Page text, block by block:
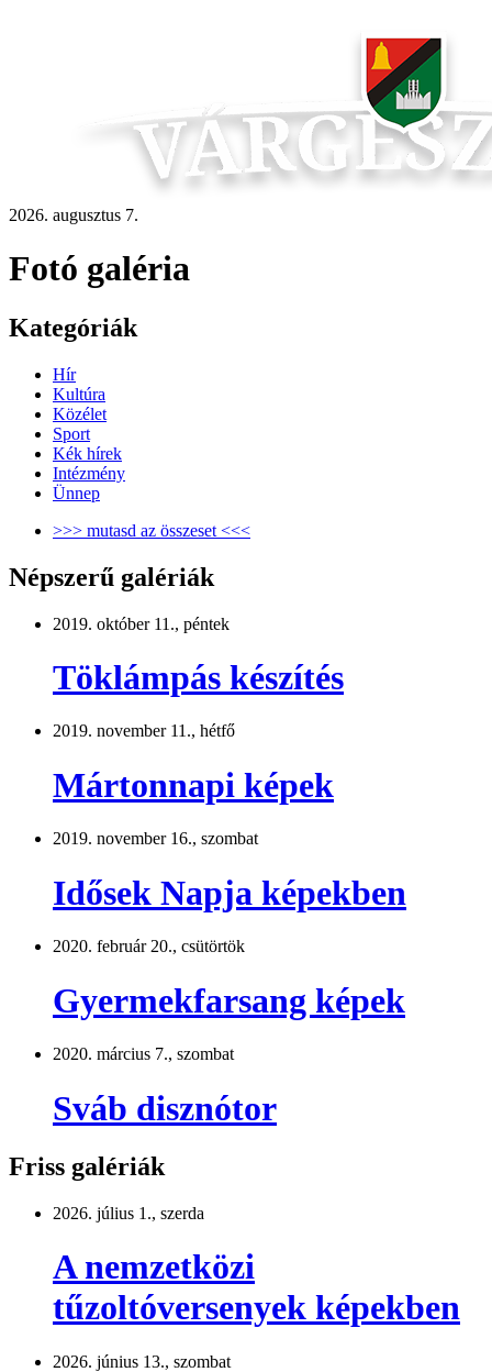
2026. augusztus 7.
Fotó galéria
Kategóriák
Hír
Kultúra
Közélet
Sport
Kék hírek
Intézmény
Ünnep
>>> mutasd az összeset <<<
Népszerű galériák
2019. október 11., péntek
Töklámpás készítés
2019. november 11., hétfő
Mártonnapi képek
2019. november 16., szombat
Idősek Napja képekben
2020. február 20., csütörtök
Gyermekfarsang képek
2020. március 7., szombat
Sváb disznótor
Friss galériák
2026. július 1., szerda
A nemzetközi
tűzoltóversenyek képekben
2026. június 13., szombat